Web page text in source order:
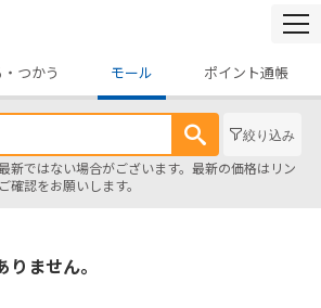
つかう モール ポイント通帳
絞り込み
新ではない場合がございます。最新の価格はリン
確認をお願いします。
ません。